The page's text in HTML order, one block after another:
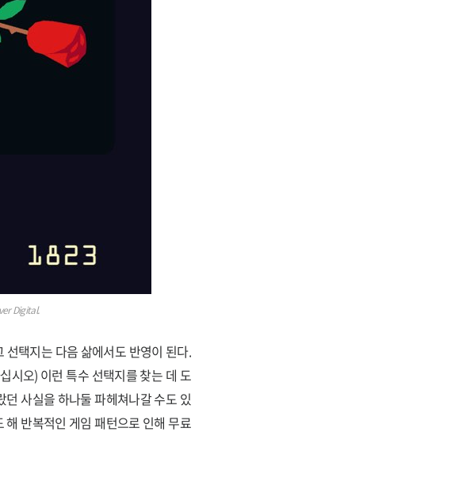
Digital.
택지는 다음 삶에서도 반영이 된다.
시오) 이런 특수 선택지를 찾는 데 도
사실을 하나둘 파헤쳐나갈 수도 있
반복적인 게임 패턴으로 인해 무료